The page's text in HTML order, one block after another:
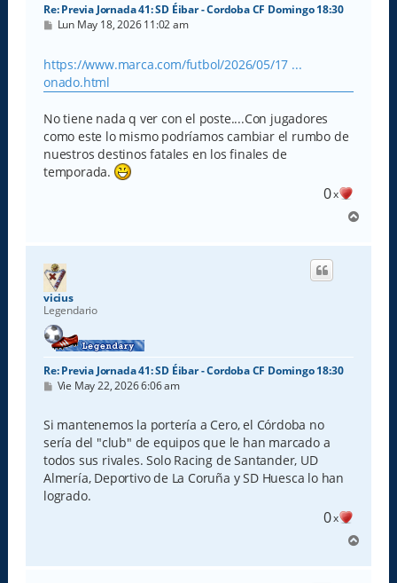
Re: Previa Jornada 41: SD Éibar - Cordoba CF Domingo 18:30
M
s
a
j
Lun May 18, 2026 11:02 am
https://www.marca.com/futbol/2026/05/17 ...
onado.html
No tiene nada q ver con el poste....Con jugadores
como este lo mismo podríamos cambiar el rumbo de
nuestros destinos fatales en los finales de
temporada.
0x
r
vicius
Legendario
Re: Previa Jornada 41: SD Éibar - Cordoba CF Domingo 18:30
M
s
a
j
e
Vie May 22, 2026 6:06 am
Si mantenemos la portería a Cero, el Córdoba no
sería del "club" de equipos que le han marcado a
todos sus rivales. Solo Racing de Santander, UD
Almería, Deportivo de La Coruña y SD Huesca lo han
logrado.
0x
r